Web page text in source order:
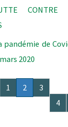
CONTRE
de
2020
Page
1
Page
courante
2 Page
3
4